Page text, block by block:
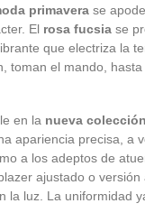
primavera se
El rosa fucsia se
que electriza la
toman el mando,
en la nueva colección
apariencia precisa, a
a los adeptos de
ajustado o
luz. La uniformidad